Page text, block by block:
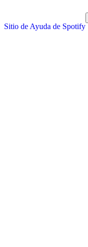
Sitio de Ayuda de Spotify